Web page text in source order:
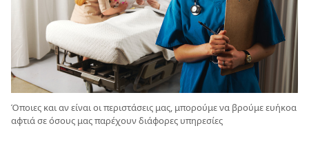
Όποιες και αν είναι οι περιστάσεις μας, μπορούμε να βρούμε ευήκοα
αφτιά σε όσους μας παρέχουν διάφορες υπηρεσίες